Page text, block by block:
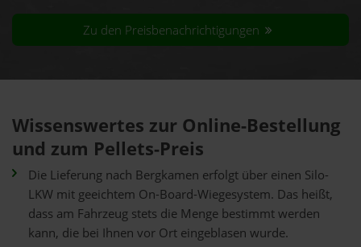
Zu den Preisbenachrichtigungen
Wissenswertes zur Online-Bestellung
und zum Pellets-Preis
Die Lieferung nach Bergkamen erfolgt über einen Silo-
LKW mit geeichtem On-Board-Wiegesystem. Das heißt,
dass am Fahrzeug stets die Menge bestimmt werden
kann, die bei Ihnen vor Ort eingeblasen wurde.